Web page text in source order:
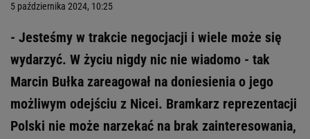
5 października 2024, 10:25
- Jesteśmy w trakcie negocjacji i wiele może się
wydarzyć. W życiu nigdy nic nie wiadomo - tak
Marcin Bułka zareagował na doniesienia o jego
możliwym odejściu z Nicei. Bramkarz reprezentacji
Polski nie może narzekać na brak zainteresowania,